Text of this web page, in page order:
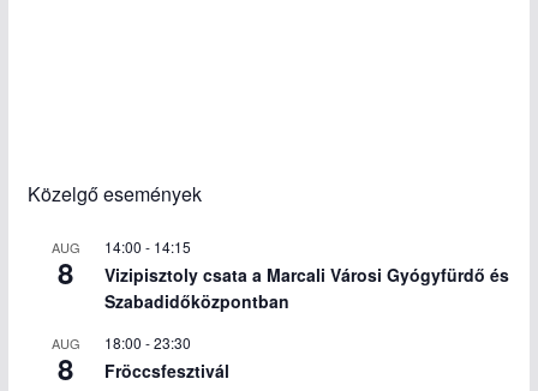
Közelgő események
AUG
8
14:00 - 14:15
Vizipisztoly csata a Marcali Városi Gyógyfürdő és
Szabadidőközpontban
AUG
8
18:00 -23:30
Fröccsfesztivál